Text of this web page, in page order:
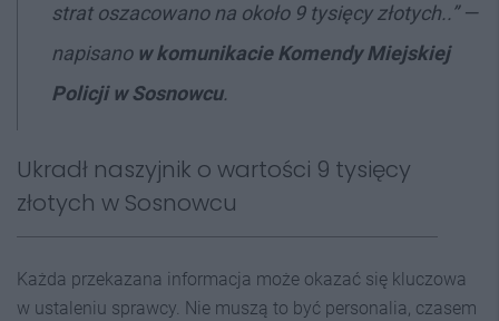
strat oszacowano na około 9 tysięcy złotych..” —
napisano w komunikacie Komendy Miejskiej
Policji w Sosnowcu.
Ukradł naszyjnik o wartości 9 tysięcy
złotych w Sosnowcu
Każda przekazana informacja może okazać się kluczowa
w ustaleniu sprawcy. Nie muszą to być personalia, czasem